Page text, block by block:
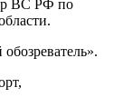
ВС РФ по